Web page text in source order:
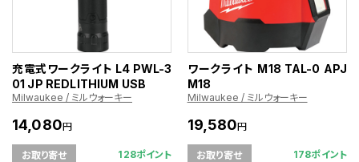
充電式ワークライト L4 PWL-3
01 JP REDLITHIUM USB
Milwaukee / ミルウォーキー
14,080円
お取り寄せ 128ポイント
ワークライト M18 TAL-0 APJ
M18
Milwaukee / ミルウォーキー
19,580円
お取り寄せ 178ポイント